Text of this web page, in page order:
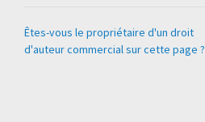
Êtes-vous le propriétaire d'un droit
d'auteur commercial sur cette page ?